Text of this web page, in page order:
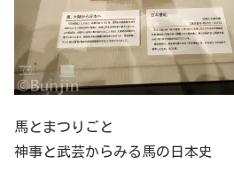
馬とまつりごと
神事と武芸からみる馬の日本史